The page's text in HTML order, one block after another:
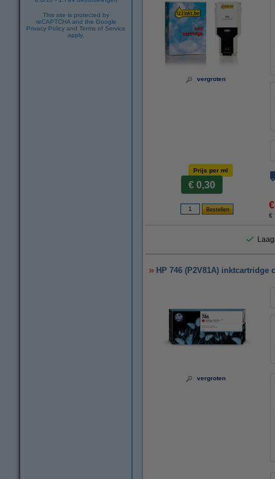
This site is protected by
reCAPTCHA and the Google
Privacy Policy and Terms of Service
apply.
vergroten
Prijs per ml
€ 0,30
€
HP 746 (P2V81A)
vergroten